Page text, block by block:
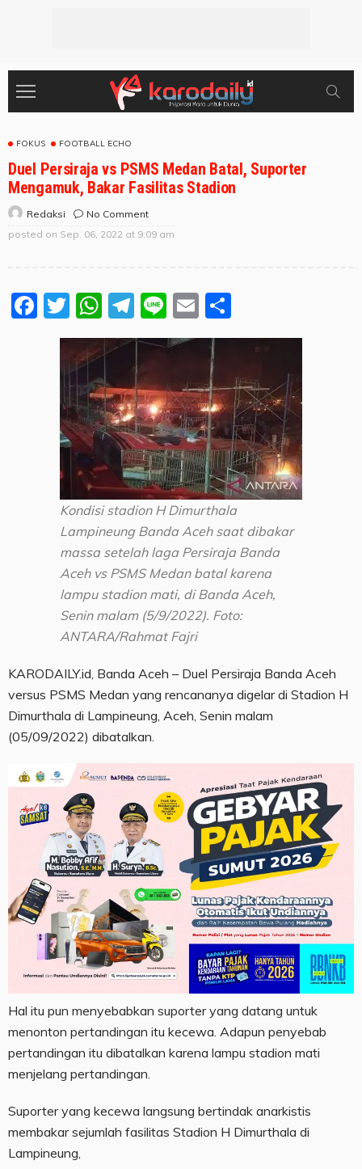
FOKUS FOOTBALL ECHO
Duel Persiraja vs PSMS Medan Batal, Suporter
Mengamuk, Bakar Fasilitas Stadion
Redaksi
No Comment
posted on Sep. 06, 2022 at 9:09 am
Facebook
Twitter
WhatsApp
Telegram
LineEmail
Kondisi stadion H Dimurthala
Lampineung Banda Aceh saat dibakar
massa setelah laga Persiraja Banda
Aceh vs PSMS Medan batal karena
lampu stadion mati, di Banda Aceh,
Senin malam (5/9/2022). Foto:
ANTARA/Rahmat Fajri
KARODAILY.id, Banda Aceh – Duel Persiraja Banda Aceh
versus PSMS Medan yang rencananya digelar di Stadion H
Dimurthala di Lampineung, Aceh, Senin malam
(05/09/2022) dibatalkan.
Hal itu pun menyebabkan suporter yang datang untuk
menonton pertandingan itu kecewa. Adapun penyebab
pertandingan itu dibatalkan karena lampu stadion mati
menjelang pertandingan.
Suporter yang kecewa langsung bertindak anarkistis
membakar sejumlah fasilitas Stadion H Dimurthala di
Lampineung,